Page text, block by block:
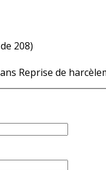
208)
Reprise de